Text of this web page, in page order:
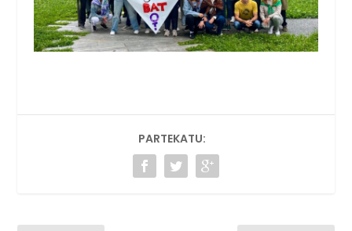
PARTEKATU: